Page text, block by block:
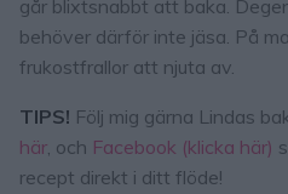
går blixtsnabbt att baka.
behöver därför inte jäsa. På
frukostfrallor att njuta av.
TIPS! Följ mig gärna Lindas
här , och Facebook (klicka här)
recept direkt i ditt flöde!